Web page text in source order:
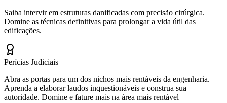
Saiba intervir em estruturas danificadas com precisão cirúrgica.
Domine as técnicas definitivas para prolongar a vida útil das
edificações.
Perícias Judiciais
Abra as portas para um dos nichos mais rentáveis da engenharia.
Aprenda a elaborar laudos inquestionáveis e construa sua
autoridade. Domine e fature mais na área mais rentável